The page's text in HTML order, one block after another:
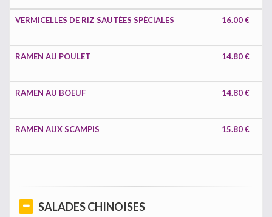
VERMICELLES DE RIZ SAUTÉES SPÉCIALES 16.00 €
RAMEN AU POULET 14.80 €
RAMEN AU BOEUF 14.80 €
RAMEN AUX SCAMPIS 15.80 €
SALADES CHINOISES